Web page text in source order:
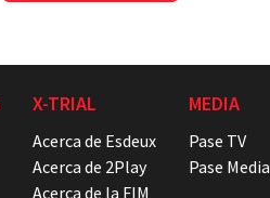
X-TRIAL
Acerca de Esdeux
Acerca de 2Play
Acerca de la FIM
MEDIA
Pase TV
Pase Media